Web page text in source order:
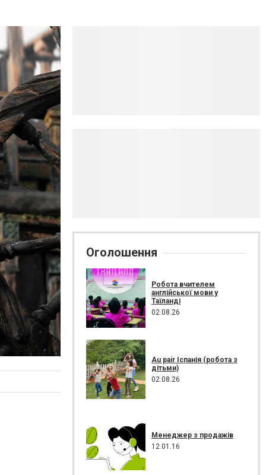
Оголошення
Робота вчителем
англійської мови у
Таїланді
02.08.26
Au pair Іспанія (робота з
дітьми)
02.08.26
Менеджер з продажів
12.01.16